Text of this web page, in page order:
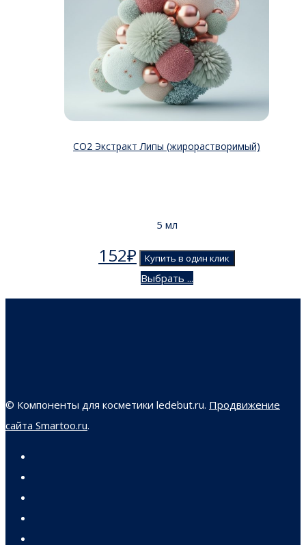
СО2 Экстракт Липы (жирорастворимый)
5 мл
152₽ Купить в один клик
Выбрать ...
© Компоненты для косметики ledebut.ru. Продвижение
сайта Smartoo.ru.